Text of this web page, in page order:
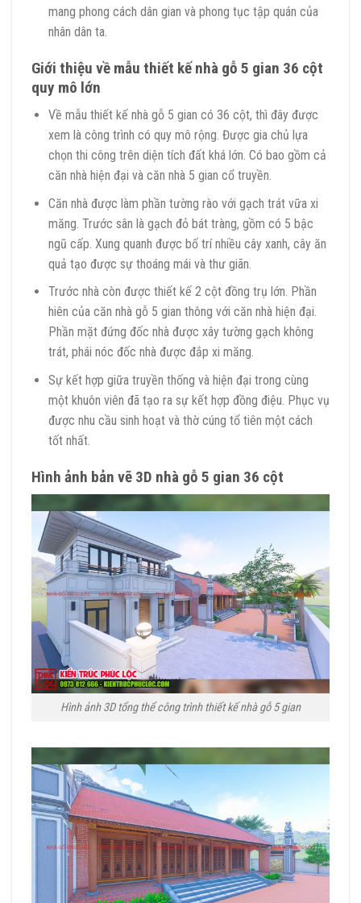
mang phong cách dân gian và phong tục tập quán của
nhân dân ta.
Giới thiệu về mẫu thiết kế nhà gỗ 5 gian 36 cột
quy mô lớn
Về mẫu thiết kế nhà gỗ 5 gian có 36 cột, thì đây được
xem là công trình có quy mô rộng. Được gia chủ lựa
chọn thi công trên diện tích đất khá lớn. Có bao gồm cả
căn nhà hiện đại và căn nhà 5 gian cổ truyền.
Căn nhà được làm phần tường rào với gạch trát vữa xi
măng. Trước sân là gạch đỏ bát tràng, gồm có 5 bậc
ngũ cấp. Xung quanh được bố trí nhiều cây xanh, cây ăn
quả tạo được sự thoáng mái và thư giãn.
Trước nhà còn được thiết kế 2 cột đồng trụ lớn. Phần
hiên của căn nhà gỗ 5 gian thông với căn nhà hiện đại.
Phần mặt đứng đốc nhà được xây tường gạch không
trát, phái nóc đốc nhà được đắp xi măng.
Sự kết hợp giữa truyền thống và hiện đại trong cùng
một khuôn viên đã tạo ra sự kết hợp đồng điệu. Phục vụ
được nhu cầu sinh hoạt và thờ cúng tổ tiên một cách
tốt nhất.
Hình ảnh bản vẽ 3D nhà gỗ 5 gian 36 cột
Hình ảnh 3D tổng thể công trình thiết kế nhà gỗ 5 gian